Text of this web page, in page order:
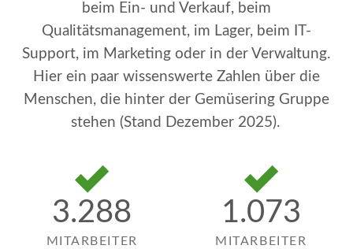
beim Ein- und Verkauf, beim
Qualitätsmanagement, im Lager, beim IT-
Support, im Marketing oder in der Verwaltung.
Hier ein paar wissenswerte Zahlen über die
Menschen, die hinter der Gemüsering Gruppe
stehen (Stand Dezember 2025).
3.288
MITARBEITER
1.073
MITARBEITER